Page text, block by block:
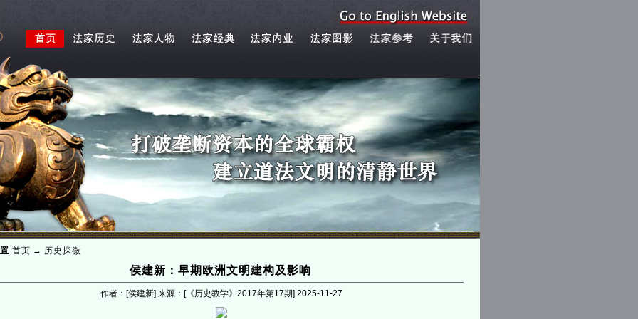
:首页 → 历史探微
侯建新：早期欧洲文明建构及影响
作者：[侯建新] 来源：[《历史教学》2017年第17期] 2025-11-27